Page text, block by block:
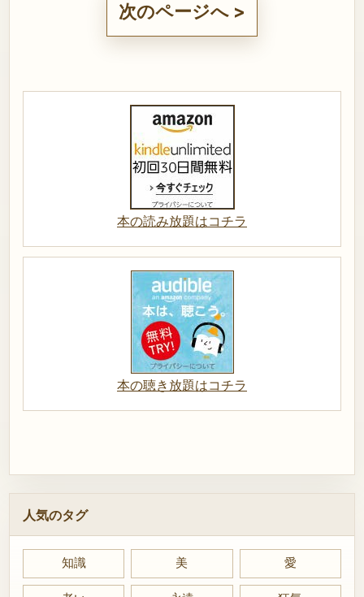
次のページへ >
本の読み放題はコチラ
本の聴き放題はコチラ
人気のタグ
知識 美 愛